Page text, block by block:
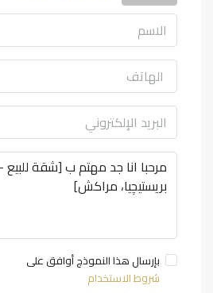
بإرسال هذا النموذج أوافق على
شروط الاستخدام